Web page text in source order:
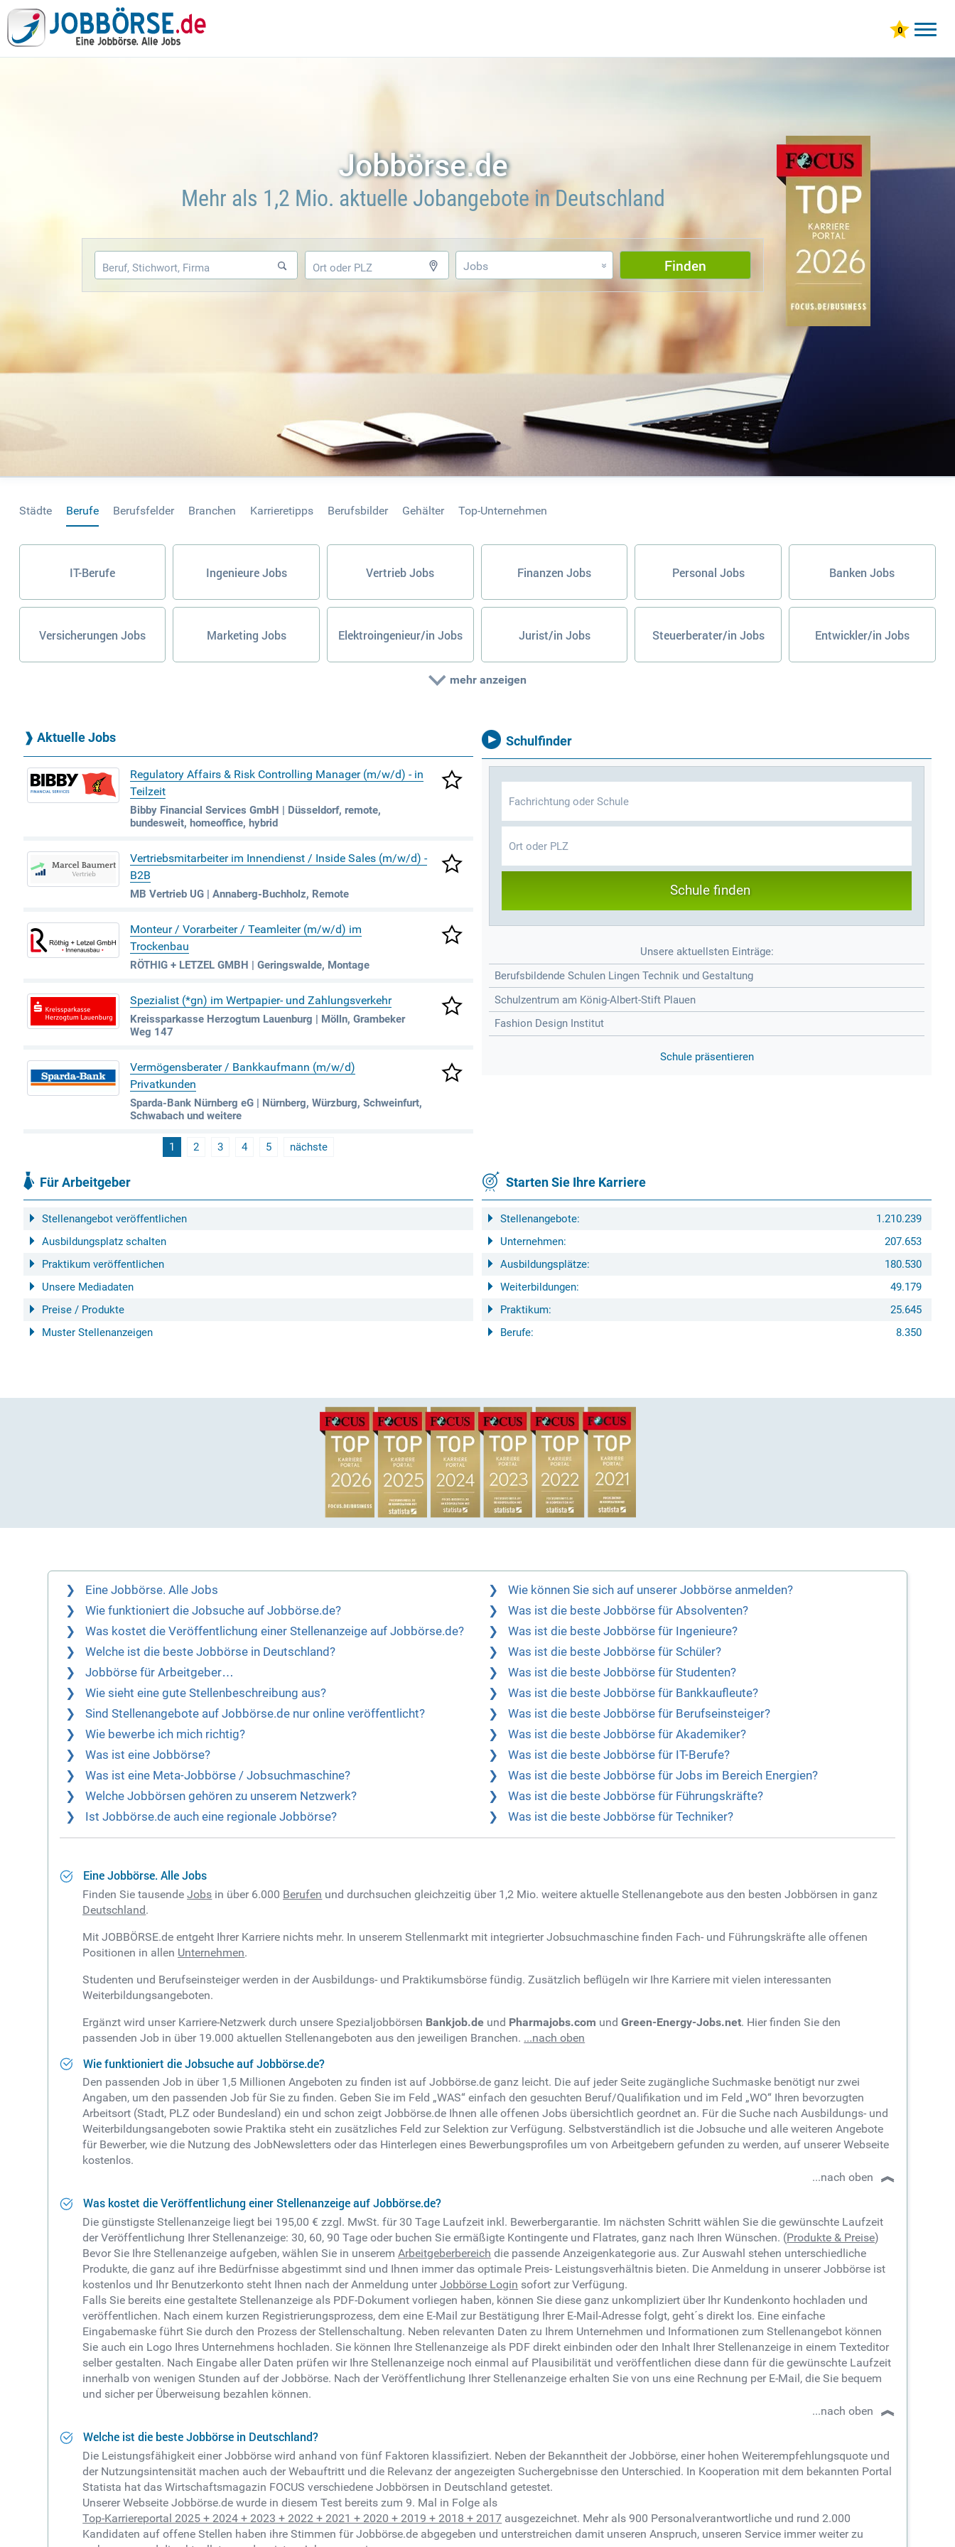
Jobbörse.de
Mehr als 1,2 Mio. aktuelle Jobangebote in Deutschland
Jobs » Finden
Städte Berufe Berufsfelder Branchen Karrieretipps Berufsbilder Gehälter Top-Unternehmen
IT-Berufe Ingenieure Jobs Vertrieb Jobs Finanzen Jobs Personal Jobs Banken Jobs
Versicherungen Jobs Marketing Jobs Elektroingenieur/in Jobs Jurist/in Jobs Steuerberater/in Jobs Entwickler/in Jobs
mehr anzeigen
❱Aktuelle Jobs
Regulatory Affairs & Risk Controlling Manager (m/w/d) - in
Teilzeit
Bibby Financial Services GmbH | Düsseldorf, remote,
bundesweit, homeoffice, hybrid
Vertriebsmitarbeiter im Innendienst / Inside Sales (m/w/d) -
B2B
MB Vertrieb UG | Annaberg-Buchholz, Remote
Monteur / Vorarbeiter / Teamleiter (m/w/d) im
Trockenbau
RÖTHIG + LETZEL GMBH | Geringswalde, Montage
Spezialist (*gn) im Wertpapier- und Zahlungsverkehr
Kreissparkasse Herzogtum Lauenburg | Mölln, Grambeker
Weg 147
Vermögensberater / Bankkaufmann (m/w/d)
Privatkunden
Sparda-Bank Nürnberg eG | Nürnberg, Würzburg, Schweinfurt,
Schwabach und weitere
1 2 3 4 5 nächste
Schulfinder
Schule finden
Unsere aktuellsten Einträge:
Berufsbildende Schulen Lingen Technik und Gestaltung
Schulzentrum am König-Albert-Stift Plauen
Fashion Design Institut
Schule präsentieren
Für Arbeitgeber
Stellenangebot veröffentlichen
Ausbildungsplatz schalten
Praktikum veröffentlichen
Unsere Mediadaten
Preise / Produkte
Muster Stellenanzeigen
Starten Sie Ihre Karriere
Stellenangebote:
1.210.239
Unternehmen:
207.653
Ausbildungsplätze:
180.530
Weiterbildungen:
49.179
Praktikum:
25.645
Berufe:
8.350
Eine Jobbörse. Alle Jobs
Wie funktioniert die Jobsuche auf Jobbörse.de?
Was kostet die Veröffentlichung einer Stellenanzeige auf Jobbörse.de?
Welche ist die beste Jobbörse in Deutschland?
Jobbörse für Arbeitgeber…
Wie sieht eine gute Stellenbeschreibung aus?
Sind Stellenangebote auf Jobbörse.de nur online veröffentlicht?
Wie bewerbe ich mich richtig?
Was ist eine Jobbörse?
Was ist eine Meta-Jobbörse / Jobsuchmaschine?
Welche Jobbörsen gehören zu unserem Netzwerk?
Ist Jobbörse.de auch eine regionale Jobbörse?
Wie können Sie sich auf unserer Jobbörse anmelden?
Was ist die beste Jobbörse für Absolventen?
Was ist die beste Jobbörse für Ingenieure?
Was ist die beste Jobbörse für Schüler?
Was ist die beste Jobbörse für Studenten?
Was ist die beste Jobbörse für Bankkaufleute?
Was ist die beste Jobbörse für Berufseinsteiger?
Was ist die beste Jobbörse für Akademiker?
Was ist die beste Jobbörse für IT-Berufe?
Was ist die beste Jobbörse für Jobs im Bereich Energien?
Was ist die beste Jobbörse für Führungskräfte?
Was ist die beste Jobbörse für Techniker?
Eine Jobbörse. Alle Jobs
Finden Sie tausendeJobs in über 6.000 Berufen und durchsuchen gleichzeitig über 1,2 Mio. weitere aktuelle Stellenangebote aus den besten Jobbörsen in ganz
Deutschland.
Mit JOBBÖRSE.de entgeht Ihrer Karriere nichts mehr. In unserem Stellenmarkt mit integrierter Jobsuchmaschine finden Fach- und Führungskräfte alle offenen
Positionen in allen Unternehmen.
Studenten und Berufseinsteiger werden in der Ausbildungs- und Praktikumsbörse fündig. Zusätzlich beflügeln wir Ihre Karriere mit vielen interessanten
Weiterbildungsangeboten.
Ergänzt wird unser Karriere-Netzwerk durch unsere Spezialjobbörsen Bankjob.de und Pharmajobs.com undGreen-Energy-Jobs.net. Hier finden Sie den
passenden Job in über 19.000 aktuellen Stellenangeboten aus den jeweiligen Branchen. ...nach oben
Wie funktioniert die Jobsuche auf Jobbörse.de?
Den passenden Job in über 1,5 Millionen Angeboten zu finden ist auf Jobbörse.de ganz leicht. Die auf jeder Seite zugängliche Suchmaske benötigt nur zwei
Angaben, um den passenden Job für Sie zu finden. Geben Sie im Feld „WAS“ einfach den gesuchten Beruf/Qualifikation und im Feld „WO“ Ihren bevorzugten
Arbeitsort (Stadt, PLZ oder Bundesland) ein und schon zeigt Jobbörse.de Ihnen alle offenen Jobs übersichtlich geordnet an. Für die Suche nach Ausbildungs- und
Weiterbildungsangeboten sowie Praktika steht ein zusätzliches Feld zur Selektion zur Verfügung. Selbstverständlich ist die Jobsuche und alle weiteren Angebote
für Bewerber, wie die Nutzung des JobNewsletters oder das Hinterlegen eines Bewerbungsprofiles um von Arbeitgebern gefunden zu werden, auf unserer Webseite
kostenlos.
...nach oben
Was kostet die Veröffentlichung einer Stellenanzeige auf Jobbörse.de?
Die günstigste Stellenanzeige liegt bei 195,00 € zzgl. MwSt. für 30 Tage Laufzeit inkl. Bewerbergarantie. Im nächsten Schritt wählen Sie die gewünschte Laufzeit
der Veröffentlichung Ihrer Stellenanzeige: 30, 60, 90 Tage oder buchen Sie ermäßigte Kontingente und Flatrates, ganz nach Ihren Wünschen. (Produkte & Preise)
Bevor Sie Ihre Stellenanzeige aufgeben, wählen Sie in unseremArbeitgeberbereich die passende Anzeigenkategorie aus. Zur Auswahl stehen unterschiedliche
Produkte, die ganz auf ihre Bedürfnisse abgestimmt sind und Ihnen immer das optimale Preis- Leistungsverhältnis bieten. Die Anmeldung in unserer Jobbörse ist
kostenlos und Ihr Benutzerkonto steht Ihnen nach der Anmeldung unterJobbörse Login sofort zur Verfügung.
Falls Sie bereits eine gestaltete Stellenanzeige als PDF-Dokument vorliegen haben, können Sie diese ganz unkompliziert über Ihr Kundenkonto hochladen und
veröffentlichen. Nach einem kurzen Registrierungsprozess, dem eine E-Mail zur Bestätigung Ihrer E-Mail-Adresse folgt, geht´s direkt los. Eine einfache
Eingabemaske führt Sie durch den Prozess der Stellenschaltung. Neben relevanten Daten zu Ihrem Unternehmen und Informationen zum Stellenangebot können
Sie auch ein Logo Ihres Unternehmens hochladen. Sie können Ihre Stellenanzeige als PDF direkt einbinden oder den Inhalt Ihrer Stellenanzeige in einem Texteditor
selber gestalten. Nach Eingabe aller Daten prüfen wir Ihre Stellenanzeige noch einmal auf Plausibilität und veröffentlichen diese dann für die gewünschte Laufzeit
innerhalb von wenigen Stunden auf der Jobbörse. Nach der Veröffentlichung Ihrer Stellenanzeige erhalten Sie von uns eine Rechnung per E-Mail, die Sie bequem
und sicher per Überweisung bezahlen können.
...nach oben
Welche ist die beste Jobbörse in Deutschland?
Die Leistungsfähigkeit einer Jobbörse wird anhand von fünf Faktoren klassifiziert. Neben der Bekanntheit der Jobbörse, einer hohen Weiterempfehlungsquote und
der Nutzungsintensität machen auch der Webauftritt und die Relevanz der angezeigten Suchergebnisse den Unterschied. In Kooperation mit dem bekannten Portal
Statista hat das Wirtschaftsmagazin FOCUS verschiedene Jobbörsen in Deutschland getestet.
Unserer Webseite Jobbörse.de wurde in diesem Test bereits zum 9. Mal in Folge als
Top-Karriereportal 2025 + 2024 + 2023 + 2022 + 2021 + 2020 + 2019 + 2018 + 2017 ausgezeichnet. Mehr als 900 Personalverantwortliche und rund 2.000
Kandidaten auf offene Stellen haben ihre Stimmen für Jobbörse.de abgegeben und unterstreichen damit unseren Anspruch, unseren Service immer weiter zu